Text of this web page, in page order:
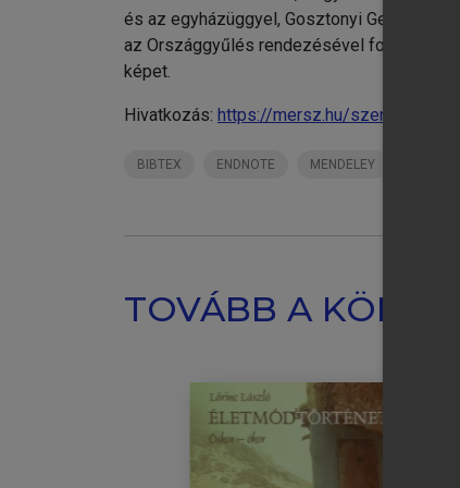
és az egyházüggyel, Gosztonyi Gergely a
az Országgyűlés rendezésével
képet.
Hivatkozás: https://mersz.hu/szentgali-
BIBTEX ENDNOTE MENDELEY
TOVÁBB A